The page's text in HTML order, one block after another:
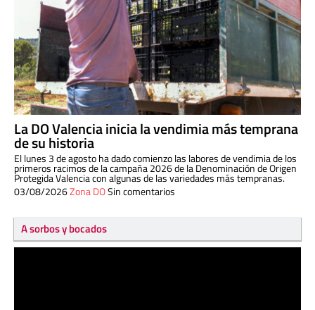
La DO Valencia inicia la vendimia más temprana
de su historia
El lunes 3 de agosto ha dado comienzo las labores de vendimia de los
primeros racimos de la campaña 2026 de la Denominación de Origen
Protegida Valencia con algunas de las variedades más tempranas.
03/08/2026Zona DOSin comentarios
A sorbos y bocados